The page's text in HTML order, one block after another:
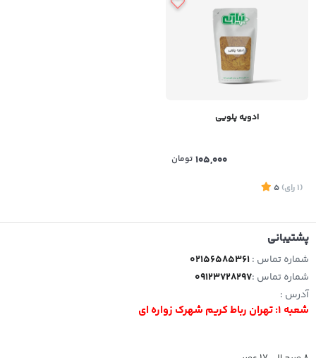
ادویه پلویی
105,000 تومان
(1 رای)
5
پشتیبانی
شماره تماس :02156585361
شماره تماس :09123728297
آدرس :
شعبه 1: تهران رباط کریم شهرک زواره ای